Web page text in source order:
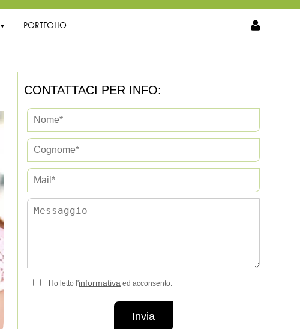
PORTFOLIO
CONTATTACI PER INFO:
Ho letto l'informativa ed acconsento.
Invia